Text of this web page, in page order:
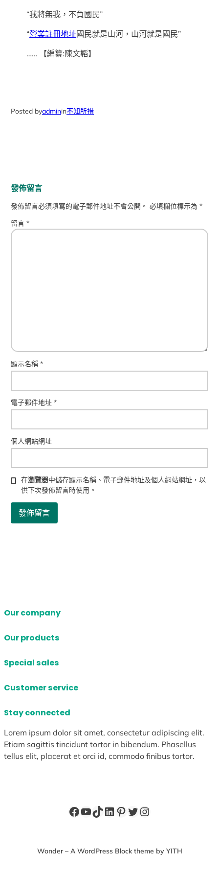
“我將無我，不負國民”
“營業註冊地址國民就是山河，山河就是國民”
…… 【編纂:陳文韜】
Posted byadminin不知所措
發佈留言
發佈留言必須填寫的電子郵件地址不會公開。 必填欄位標示為*
留言*
顯示名稱*
電子郵件地址*
個人網站網址
在瀏覽器中儲存顯示名稱、電子郵件地址及個人網站網址，以
供下次發佈留言時使用。
Our company
Our products
Special sales
Customer service
Stay connected
Lorem ipsum dolor sit amet, consectetur adipiscing elit.
Etiam sagittis tincidunt tortor in bibendum. Phasellus
tellus elit, placerat et orci id, commodo finibus tortor.
Facebook
YouTube
TikTok
LinkedIn
Pinterest
X Instagram
Wonder – A WordPress Block theme by YITH